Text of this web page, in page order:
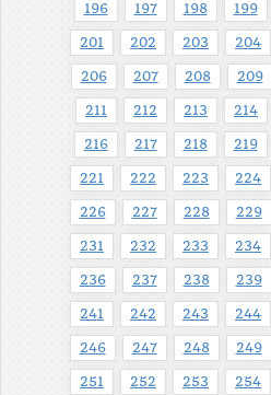
196 197 198 199
201 202 203 204
206 207 208 209
211 212 213 214
216 217 218 219
221 222 223 224
226 227 228 229
231 232 233 234
236 237 238 239
241 242 243 244
246 247 248 249
251 252 253 254